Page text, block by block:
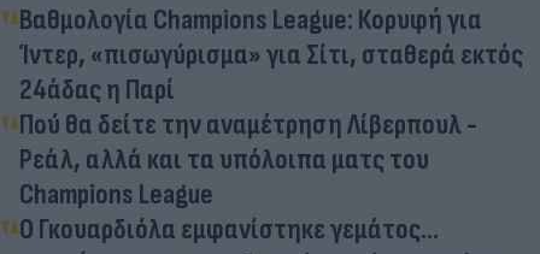
Βαθμολογία Champions League: Κορυφή για
Ίντερ, «πισωγύρισμα» για Σίτι, σταθερά εκτός
24άδας η Παρί
Πού θα δείτε την αναμέτρηση Λίβερπουλ -
Ρεάλ, αλλά και τα υπόλοιπα ματς του
Champions League
Ο Γκουαρδιόλα εμφανίστηκε γεμάτος...